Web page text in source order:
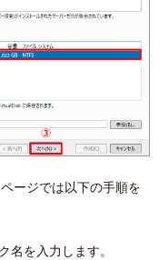
ージでは以下の手順を
名を入力します。